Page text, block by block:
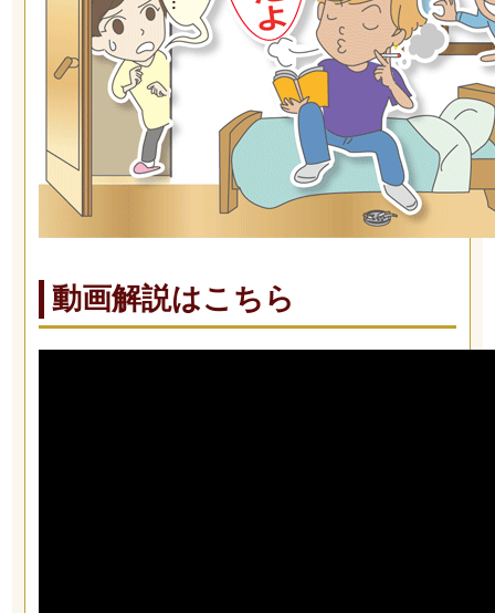
動画解説はこちら